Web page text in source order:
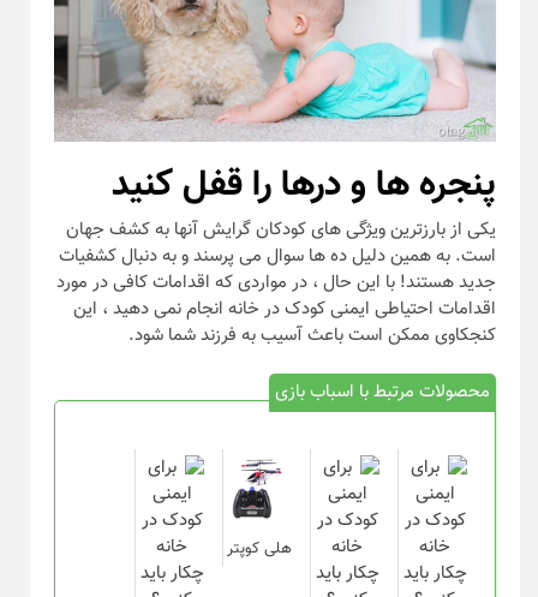
پنجره ها و درها را قفل کنید
یکی از بارزترین ویژگی های کودکان گرایش آنها به کشف جهان
است. به همین دلیل ده ها سوال می پرسند و به دنبال کشفیات
جدید هستند! با این حال ، در مواردی که اقدامات کافی در مورد
اقدامات احتیاطی ایمنی کودک در خانه انجام نمی دهید ، این
کنجکاوی ممکن است باعث آسیب به فرزند شما شود.
محصولات مرتبط با اسباب بازی
هلی کوپتر